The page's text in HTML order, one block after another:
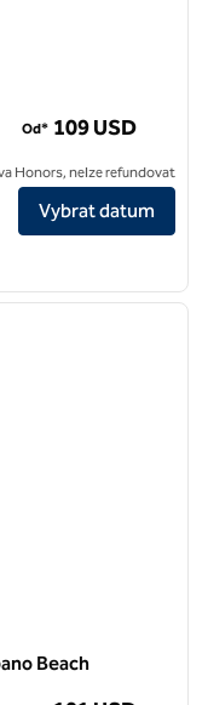
Boca Raton
Od* 109 USD
Honors, nelze refundovat
Vybrat datum
další
Beach